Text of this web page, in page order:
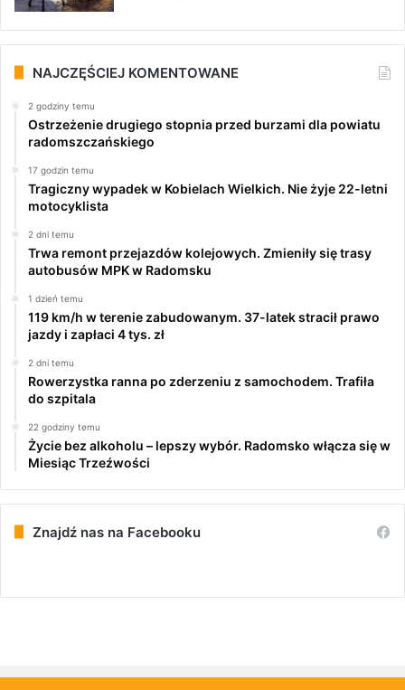
NAJCZĘŚCIEJ KOMENTOWANE
2 godziny temu
Ostrzeżenie drugiego stopnia przed burzami dla powiatu
radomszczańskiego
17 godzin temu
Tragiczny wypadek w Kobielach Wielkich. Nie żyje 22-letni
motocyklista
2 dni temu
Trwa remont przejazdów kolejowych. Zmieniły się trasy
autobusów MPK w Radomsku
1 dzień temu
119 km/h w terenie zabudowanym. 37-latek stracił prawo
jazdy i zapłaci 4 tys. zł
2 dni temu
Rowerzystka ranna po zderzeniu z samochodem. Trafiła
do szpitala
22 godziny temu
Życie bez alkoholu – lepszy wybór. Radomsko włącza się w
Miesiąc Trzeźwości
Znajdź nas na Facebooku